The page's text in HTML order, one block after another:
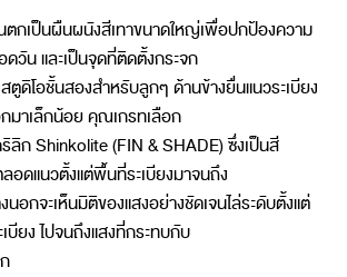
ตกเป็นผืนผนังสีเทาขนาดใหญ่เพื่อปกป้องความ
วัน และเป็นจุดที่ติดตั้งกระจก
ดิโอชั้นสองสำหรับลูกๆ ด้านข้างยื่นแนวระเบียง
มาเล็กน้อย คุณเกรทเลือก
ลิก Shinkolite (FIN & SHADE) ซึ่งเป็นสี
อดแนวตั้งแต่พื้นที่ระเบียงมาจนถึง
อกจะเห็นมิติของแสงอย่างชัดเจนไล่ระดับตั้งแต่
เบียง ไปจนถึงแสงที่กระทบกับ